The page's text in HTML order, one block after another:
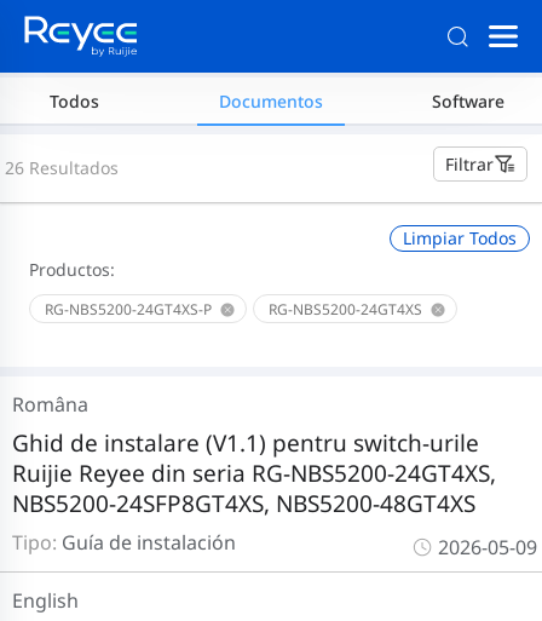
Todos Documentos Software
Filtrar
26 Resultados
Productos:
RG-NBS5200-24GT4XS-P RG-NBS5200-24GT4XS
Limpiar Todos
Tipo: Guía de instalación
Ghid de instalare (V1.1) pentru switch-urile
Ruijie Reyee din seria RG-NBS5200-24GT4XS,
NBS5200-24SFP8GT4XS, NBS5200-48GT4XS
Româna
2026-05-09
English